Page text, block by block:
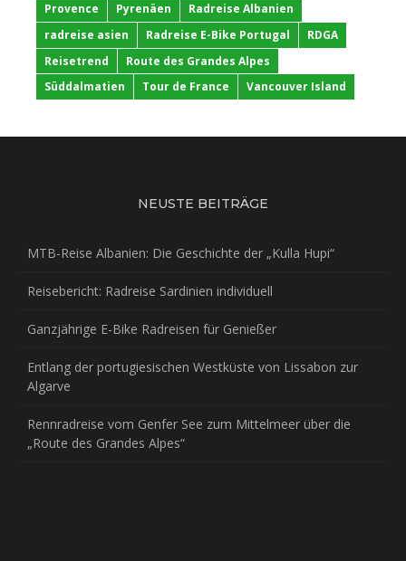
Provence
Pyrenäen
Radreise Albanien
radreise asien
Radreise E-Bike Portugal
RDGA
Reisetrend
Route des Grandes Alpes
Süddalmatien
Tour de France Vancouver Island
NEUSTE BEITRÄGE
MTB-Reise Albanien: Die Geschichte der „Kulla Hupi“
Reisebericht: Radreise Sardinien individuell
Ganzjährige E-Bike Radreisen für Genießer
Entlang der portugiesischen Westküste von Lissabon zur
Algarve
Rennradreise vom Genfer See zum Mittelmeer über die
„Route des Grandes Alpes“